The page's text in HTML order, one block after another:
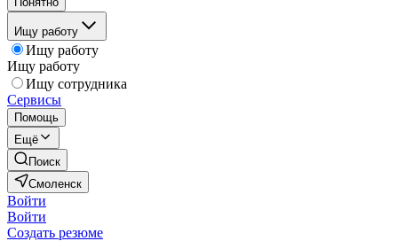
Ищу работу
Ищу работу
Ищу работу
Ищу сотрудника
Сервисы
Помощь
Ещё
Поиск
Смоленск
Войти
Войти
Создать резюме